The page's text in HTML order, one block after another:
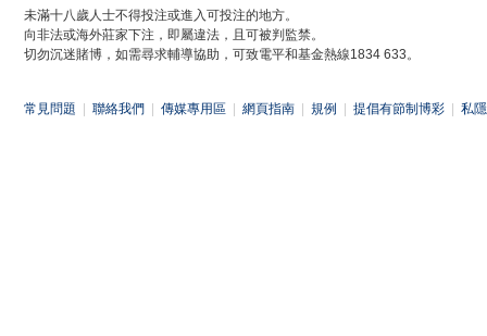
未滿十八歲人士不得投注或進入可投注的地方。
向非法或海外莊家下注，即屬違法，且可被判監禁。
切勿沉迷賭博，如需尋求輔導協助，可致電平和基金熱線1834 633。
常見問題 聯絡我們 傳媒專用區 網頁指南 規例 提倡有節制博彩 私